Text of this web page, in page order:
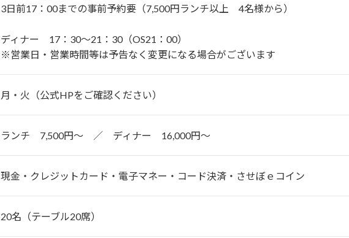
3日前17：00までの事前予約要（7,500円ランチ以上 4名様から）
ディナー 17：30～21：30（OS21：00）
※営業日・営業時間等は予告なく変更になる場合がございます
月・火（公式HPをご確認ください）
ランチ 7,500円～ ／ ディナー 16,000円～
現金・クレジットカード・電子マネー・コード決済・させぼｅコイン
20名（テーブル20席）